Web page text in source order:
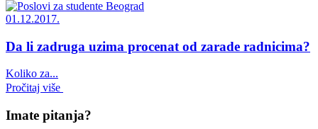
01.12.2017.
Da li zadruga uzima procenat od zarade radnicima?
Koliko za...
Pročitaj više
Imate pitanja?